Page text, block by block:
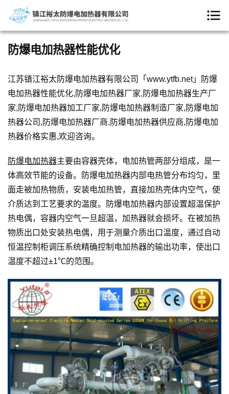
防爆电加热器性能优化
江苏镇江裕太防爆电加热器有限公司「www.ytfb.net」防爆
电加热器性能优化,防爆电加热器厂家,防爆电加热器生产厂
家,防爆电加热器加工厂家,防爆电加热器制造厂家,防爆电加
热器公司,防爆电加热器厂商,防爆电加热器供应商,防爆电加
热器价格实惠,欢迎咨询。
防爆电加热器主要由容器壳体，电加热管两部分组成，是一
体高效节能的设备。防爆电加热器内部电热管分布均匀，里
面走被加热物质，安装电加热管，直接加热壳体内空气，使
介质达到工艺要求的温度。防爆电加热器内部设置超温保护
热电偶，容器内空气一旦超温，加热器就会损坏。在被加热
物质出口处安装热电偶，用于测量介质出口温度，通过自动
恒温控制柜调压系统精确控制电加热器的输出功率，使出口
温度不超过±1℃的范围。